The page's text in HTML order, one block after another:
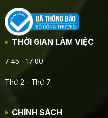
THỜI GIAN LÀM VIỆC
7:45 - 17:00
Thứ 2 - Thứ 7
CHÍNH SÁCH